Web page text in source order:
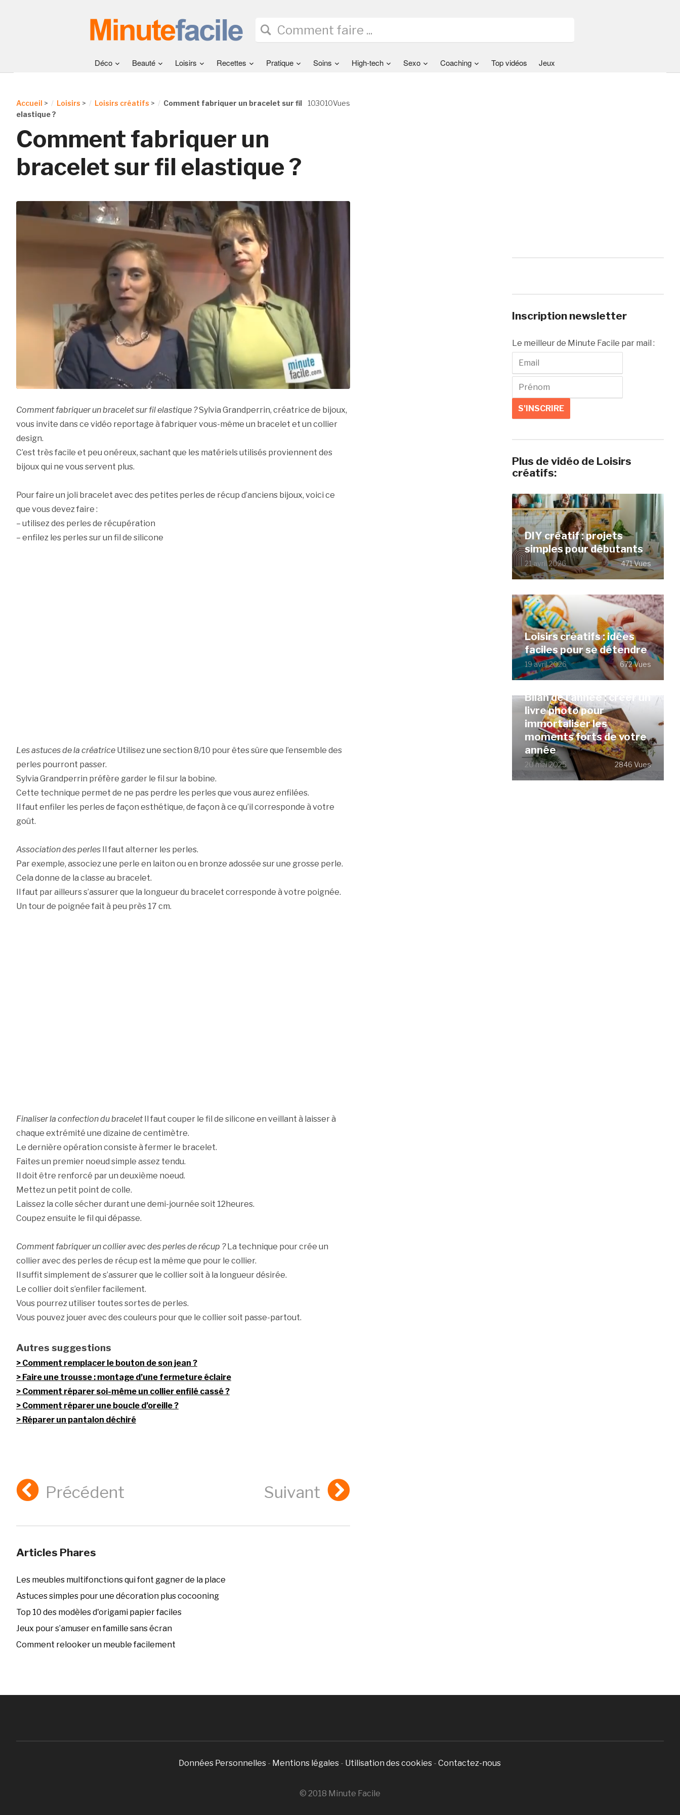
Déco Beauté Loisirs Recettes Pratique Soins High-tech Sexo Coaching Top vidéos Jeux
103010Vues
Accueil > Loisirs > Loisirs créatifs >
Comment fabriquer un bracelet sur fil
elastique ?
Comment fabriquer un
bracelet sur fil elastique ?
Comment fabriquer un bracelet sur fil elastique ?Sylvia Grandperrin, créatrice de bijoux,
vous invite dans ce vidéo reportage à fabriquer vous-même un bracelet et un collier
design.
C’est très facile et peu onéreux, sachant que les matériels utilisés proviennent des
bijoux qui ne vous servent plus.
Pour faire un joli bracelet avec des petites perles de récup d’anciens bijoux, voici ce
que vous devez faire :
– utilisez des perles de récupération
– enfilez les perles sur un fil de silicone
Les astuces de la créatriceUtilisez une section 8/10 pour êtes sûre que l’ensemble des
perles pourront passer.
Sylvia Grandperrin préfère garder le fil sur la bobine.
Cette technique permet de ne pas perdre les perles que vous aurez enfilées.
Il faut enfiler les perles de façon esthétique, de façon à ce qu’il corresponde à votre
goût.
Association des perlesIl faut alterner les perles.
Par exemple, associez une perle en laiton ou en bronze adossée sur une grosse perle.
Cela donne de la classe au bracelet.
Il faut par ailleurs s’assurer que la longueur du bracelet corresponde à votre poignée.
Un tour de poignée fait à peu près 17 cm.
Finaliser la confection du braceletIl faut couper le fil de silicone en veillant à laisser à
chaque extrémité une dizaine de centimètre.
Le dernière opération consiste à fermer le bracelet.
Faites un premier noeud simple assez tendu.
Il doit être renforcé par un deuxième noeud.
Mettez un petit point de colle.
Laissez la colle sécher durant une demi-journée soit 12heures.
Coupez ensuite le fil qui dépasse.
Comment fabriquer un collier avec des perles de récup ?La technique pour crée un
collier avec des perles de récup est la même que pour le collier.
Il suffit simplement de s’assurer que le collier soit à la longueur désirée.
Le collier doit s’enfiler facilement.
Vous pourrez utiliser toutes sortes de perles.
Vous pouvez jouer avec des couleurs pour que le collier soit passe-partout.
Autres suggestions
Comment remplacer le bouton de son jean ?
Faire une trousse : montage d’une fermeture éclaire
Comment réparer soi-même un collier enfilé cassé ?
Comment réparer une boucle d’oreille ?
Réparer un pantalon déchiré
Précédent Suivant
Articles Phares
Les meubles multifonctions qui font gagner de la place
Astuces simples pour une décoration plus cocooning
Top 10 des modèles d'origami papier faciles
Jeux pour s’amuser en famille sans écran
Comment relooker un meuble facilement
Inscription newsletter
Le meilleur de Minute Facile par mail :
Plus de vidéo de Loisirs
créatifs:
DIY créatif : projets
simples pour débutants
21 avril 2026 471 Vues
Loisirs créatifs : idées
faciles pour se détendre
19 avril 2026 672 Vues
Bilan de l’année : créer un
livre photo pour
immortaliser les
moments forts de votre
année
20 mai 2025 2846 Vues
Données Personnelles - Mentions légales - Utilisation des cookies -Contactez-nous
© 2018 Minute Facile